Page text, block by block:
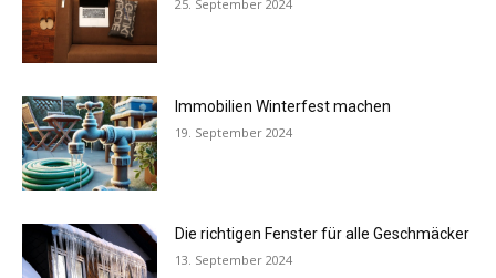
25. September 2024
Immobilien Winterfest machen
19. September 2024
Die richtigen Fenster für alle Geschmäcker
13. September 2024